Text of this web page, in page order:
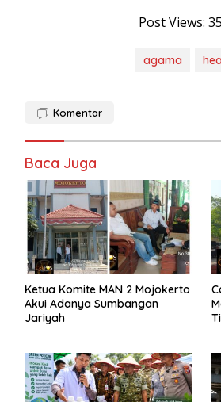
Post Views:
agama
Komentar
Baca Juga
Ketua Komite MAN 2 Mojokerto
Akui Adanya Sumbangan
Jariyah